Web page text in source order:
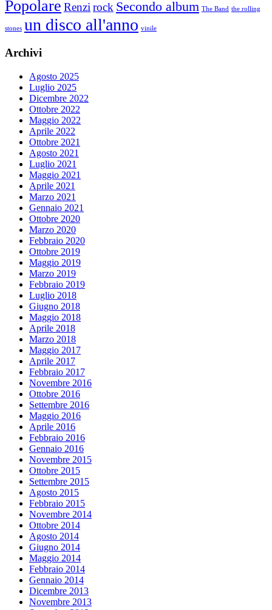
Popolare Renzi rock Secondo album The Band the rolling
stones un disco all'anno vinile
Archivi
Agosto 2025
Luglio 2025
Dicembre 2022
Ottobre 2022
Maggio 2022
Aprile 2022
Ottobre 2021
Agosto 2021
Luglio 2021
Maggio 2021
Aprile 2021
Marzo 2021
Gennaio 2021
Ottobre 2020
Marzo 2020
Febbraio 2020
Ottobre 2019
Maggio 2019
Marzo 2019
Febbraio 2019
Luglio 2018
Giugno 2018
Maggio 2018
Aprile 2018
Marzo 2018
Maggio 2017
Aprile 2017
Febbraio 2017
Novembre 2016
Ottobre 2016
Settembre 2016
Maggio 2016
Aprile 2016
Febbraio 2016
Gennaio 2016
Novembre 2015
Ottobre 2015
Settembre 2015
Agosto 2015
Febbraio 2015
Novembre 2014
Ottobre 2014
Agosto 2014
Giugno 2014
Maggio 2014
Febbraio 2014
Gennaio 2014
Dicembre 2013
Novembre 2013